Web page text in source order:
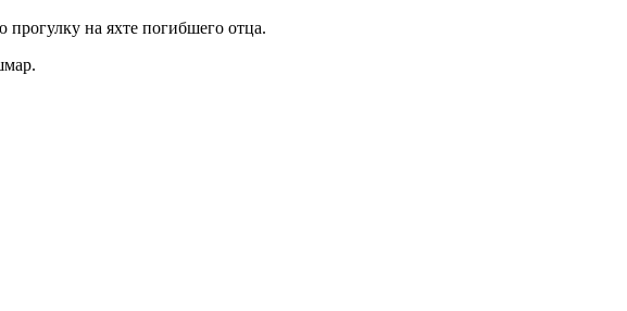
прогулку на яхте погибшего отца.